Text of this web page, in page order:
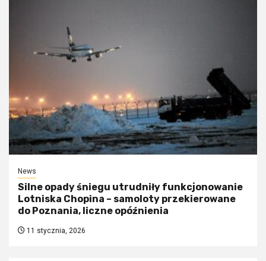
News
Silne opady śniegu utrudniły funkcjonowanie
Lotniska Chopina – samoloty przekierowane
do Poznania, liczne opóźnienia
11 stycznia, 2026